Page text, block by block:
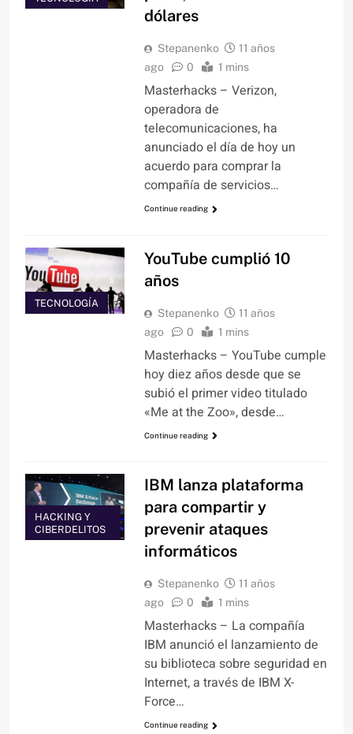
dólares
Stepanenko
11 años
ago
0 1 mins
Masterhacks – Verizon,
operadora de
telecomunicaciones, ha
anunciado el día de hoy un
acuerdo para comprar la
compañía de servicios…
Continue reading
TECNOLOGÍA
YouTube cumplió 10
años
Stepanenko
11 años
ago
0 1 mins
Masterhacks – YouTube cumple
hoy diez años desde que se
subió el primer video titulado
«Me at the Zoo», desde…
Continue reading
HACKING Y
CIBERDELITOS
IBM lanza plataforma
para compartir y
prevenir ataques
informáticos
Stepanenko
11 años
ago
0 1 mins
Masterhacks – La compañía
IBM anunció el lanzamiento de
su biblioteca sobre seguridad en
Internet, a través de IBM X-
Force…
Continue reading